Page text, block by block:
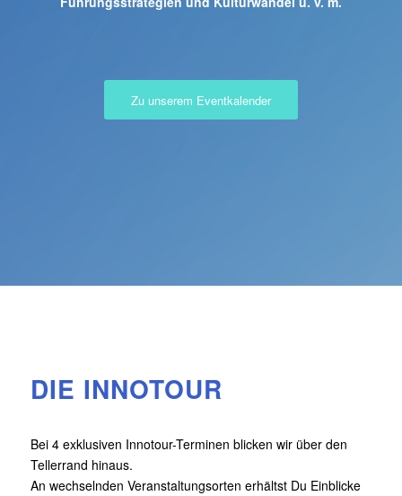
Zu unserem Eventkalender
DIE INNOTOUR
Bei 4 exklusiven Innotour-Terminen blicken wir über den
Tellerrand hinaus.
An wechselnden Veranstaltungsorten erhältst Du Einblicke